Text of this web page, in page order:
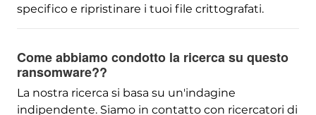
specifico e ripristinare i tuoi file crittografati.
Come abbiamo condotto la ricerca su questo
ransomware??
La nostra ricerca si basa su un'indagine
indipendente. Siamo in contatto con ricercatori di